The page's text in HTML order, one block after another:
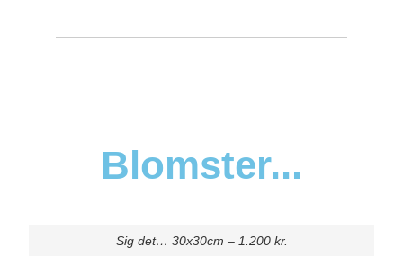
Blomster...
Sig det… 30x30cm – 1.200 kr.